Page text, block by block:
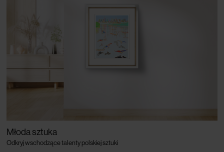
Młoda sztuka
Odkryj wschodzące talenty polskiej sztuki